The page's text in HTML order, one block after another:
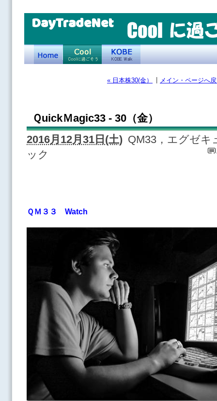
DayTradeNet
« 日本株30(金） メイン・ページへ
ＱuickＭagic33 - 30（金）
2016月12月31日(土) QM33，エグゼキ
ック
ＱＭ３３ Watch